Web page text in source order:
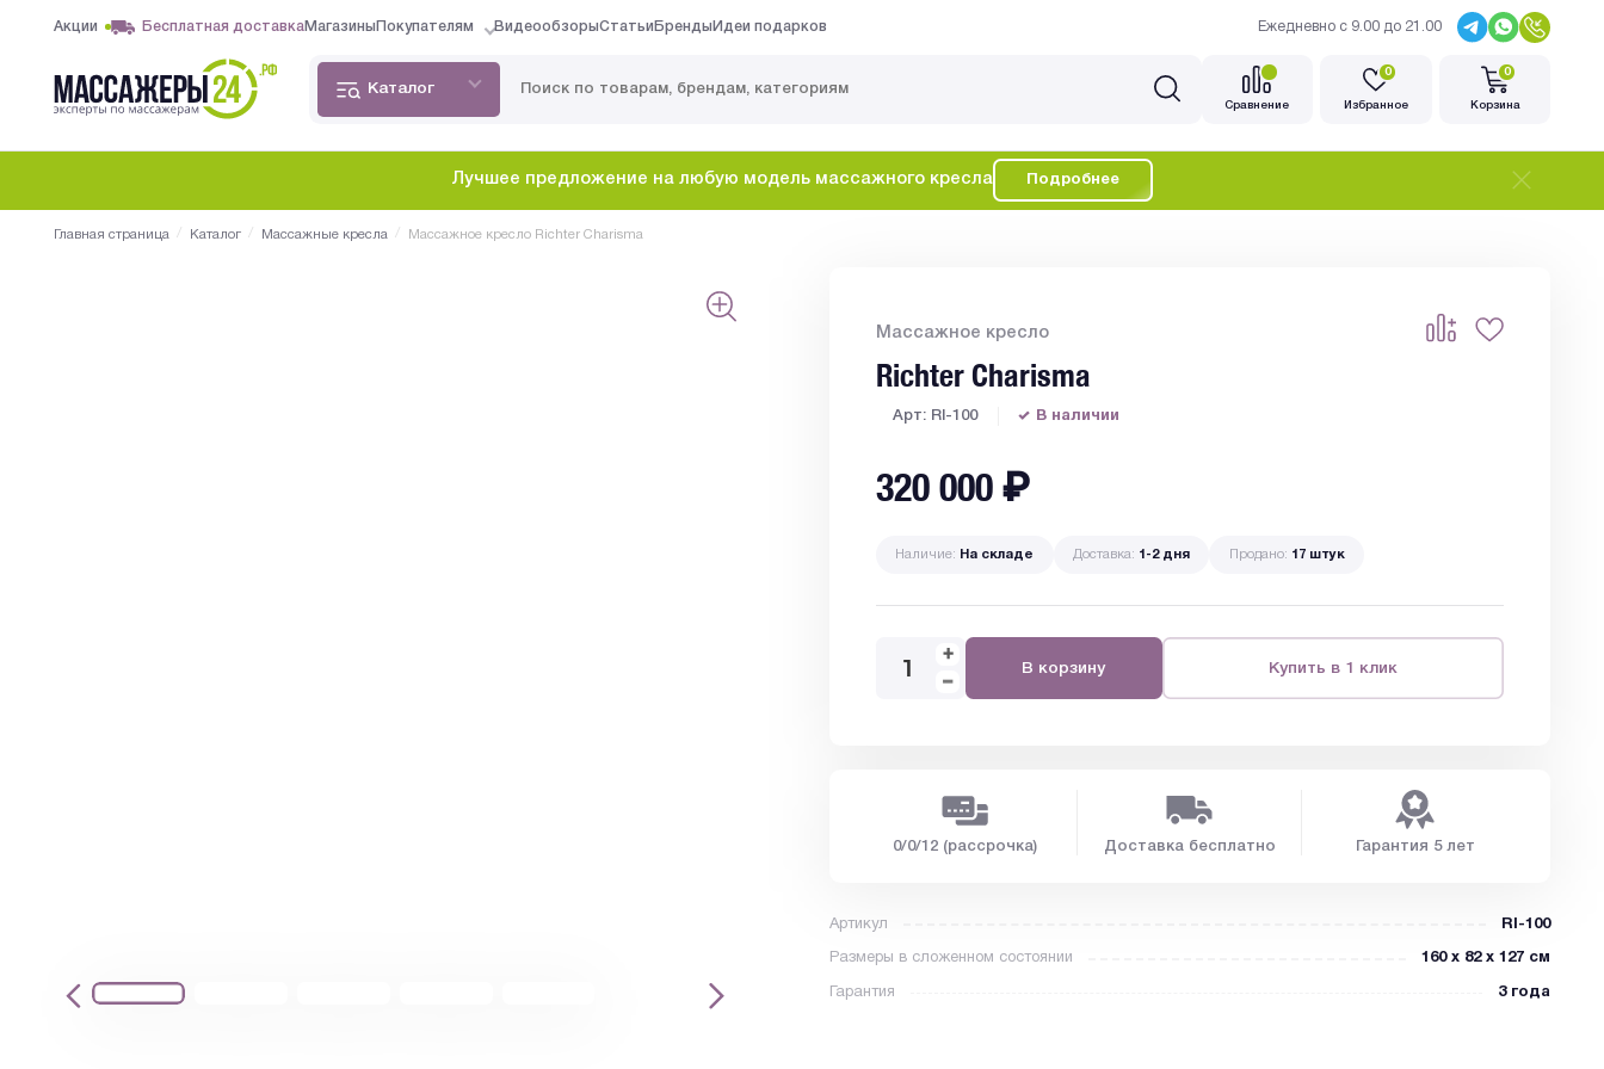
Акции Бесплатная доставкаМагазины Покупателям ВидеообзорыСтатьи Бренды Идеи подарков Ежедневно с 9.00 до 21.00
Каталог
Cравнение
0
Избранное
0
Корзина
Лучшее предложение на любую модель массажного кресла Подробнее
Главная страница / Каталог / Массажные кресла / Массажное кресло Richter Charisma
Массажное кресло
Richter Charisma
Арт: RI-100 В наличии
320 000 ₽
Наличие: На складе Доставка: 1-2 дня Продано: 17 штук
В корзину Купить в 1 клик
0/0/12 (рассрочка) Доставка бесплатно Гарантия 5 лет
Артикул RI-100
Размеры в сложенном состоянии 160 х 82 х 127 см
Гарантия 3 года